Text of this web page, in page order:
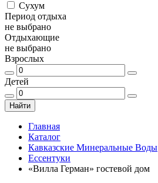
Сухум
Период отдыха
не выбрано
Отдыхающие
не выбрано
Взрослых
Детей
Найти
Главная
Каталог
Кавказские Минеральные Воды
Ессентуки
«Вилла Герман» гостевой дом